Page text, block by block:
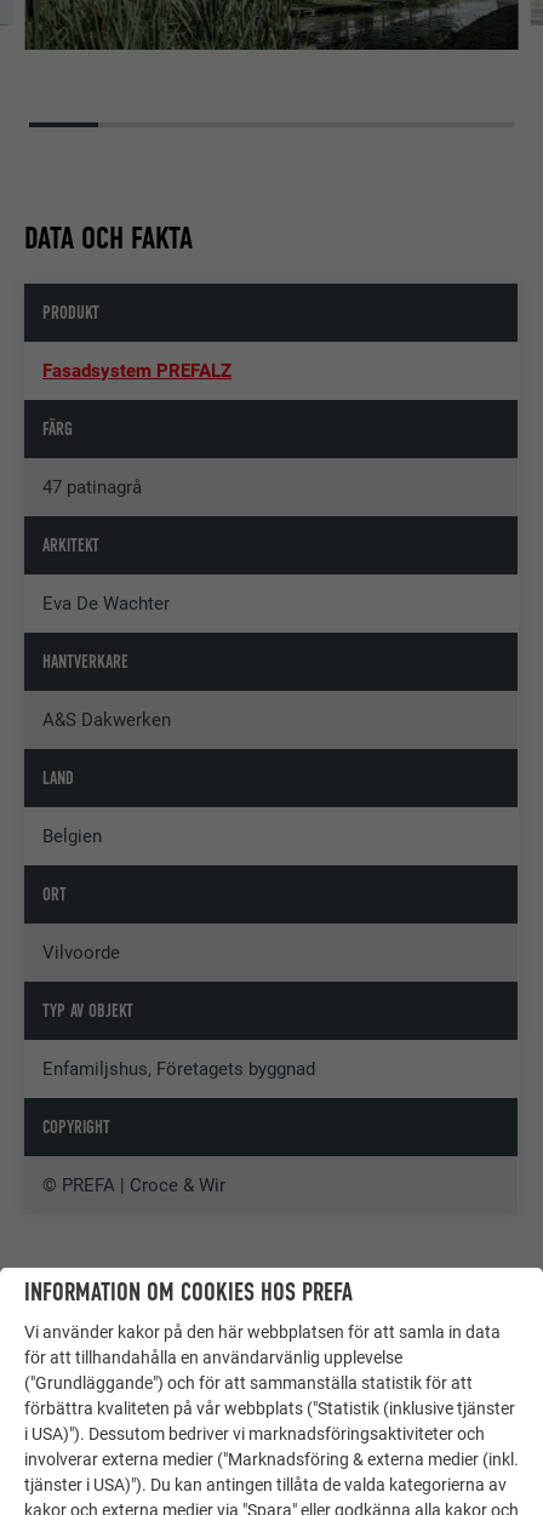
DATA OCH FAKTA
PRODUKT
Fasadsystem PREFALZ
FÄRG
47 patinagrå
ARKITEKT
Eva De Wachter
HANTVERKARE
A&S Dakwerken
LAND
Belgien
ORT
Vilvoorde
TYP AV OBJEKT
Enfamiljshus, Företagets byggnad
COPYRIGHT
© PREFA | Croce & Wir
INFORMATION OM COOKIES HOS PREFA
Vi använder kakor på den här webbplatsen för att samla in data
för att tillhandahålla en användarvänlig upplevelse
("Grundläggande") och för att sammanställa statistik för att
förbättra kvaliteten på vår webbplats ("Statistik (inklusive tjänster
i USA)"). Dessutom bedriver vi marknadsföringsaktiviteter och
involverar externa medier ("Marknadsföring & externa medier (inkl.
tjänster i USA)"). Du kan antingen tillåta de valda kategorierna av
kakor och externa medier via "Spara" eller godkänna alla kakor och